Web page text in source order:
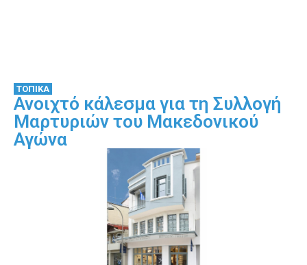
ΤΟΠΙΚΑ
Ανοιχτό κάλεσμα για τη Συλλογή
Μαρτυριών του Μακεδονικού
Αγώνα